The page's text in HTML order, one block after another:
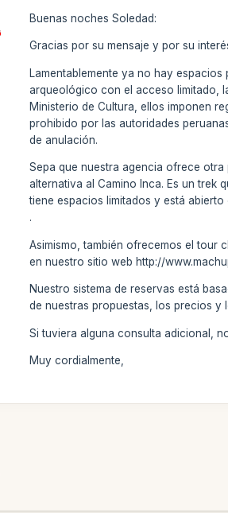
Buenas noches Soledad:
Gracias por su mensaje y por su
Lamentablemente ya no hay
arqueológico con el acceso limitado,
Ministerio de Cultura, ellos imponen
prohibido por las autoridades
de anulación.
Sepa que nuestra agencia ofrece otra
alternativa al Camino Inca. Es un trek
tiene espacios limitados y está
.
Asimismo, también ofrecemos el tour
en nuestro sitio web http://
Nuestro sistema de reservas está
de nuestras propuestas, los precios y
Si tuviera alguna consulta adicional,
Muy cordialmente,